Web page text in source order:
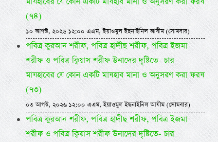
(৭৪)
১০ আগস্ট, ২০২৬ ১২:০০ এএম, ইয়াওমুল ইছনাইনিল আযীম (সোমবার)
পবিত্র কুরআন শরীফ, পবিত্র হাদীছ শরীফ, পবিত্র ইজমা
শরীফ ও পবিত্র ক্বিয়াস শরীফ উনাদের দৃষ্টিতে- চার
মাযহাবের যে কোন একটি মাযহাব মানা ও অনুসরণ করা ফরয
(৭৩)
০৩ আগস্ট, ২০২৬ ১২:০০ এএম, ইয়াওমুল ইছনাইনিল আযীম (সোমবার)
পবিত্র কুরআন শরীফ, পবিত্র হাদীছ শরীফ, পবিত্র ইজমা
শরীফ ও পবিত্র ক্বিয়াস শরীফ উনাদের দৃষ্টিতে- চার